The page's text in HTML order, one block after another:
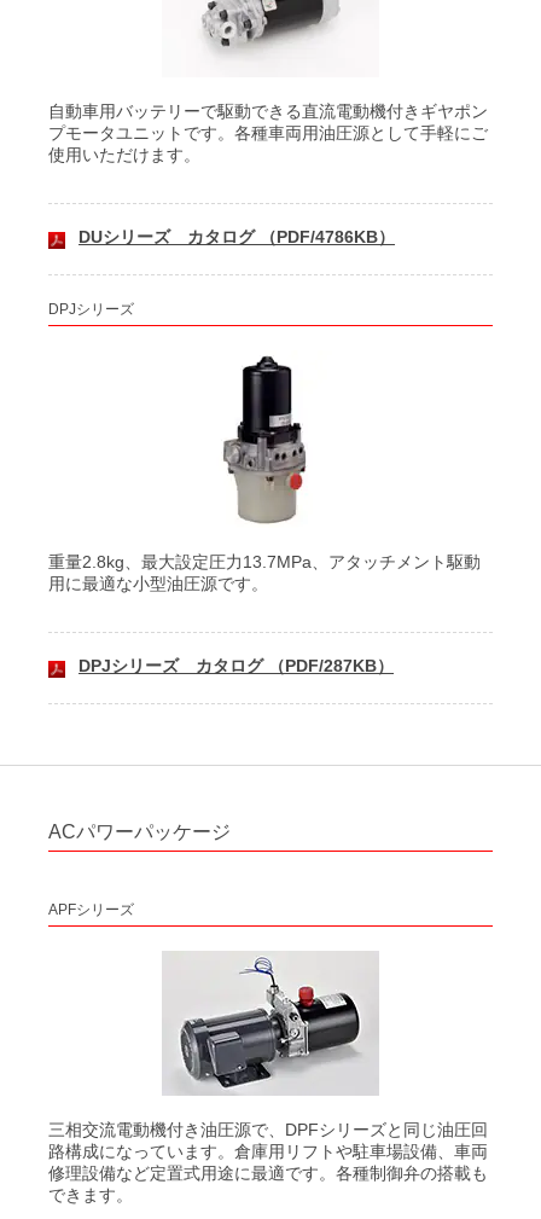
自動車用バッテリーで駆動できる直流電動機付きギヤポン
プモータユニットです。各種車両用油圧源として手軽にご
使用いただけます。
DUシリーズ カタログ （PDF/4786KB）
DPJシリーズ
重量2.8kg、最大設定圧力13.7MPa、アタッチメント駆動
用に最適な小型油圧源です。
DPJシリーズ カタログ （PDF/287KB）
ACパワーパッケージ
APFシリーズ
三相交流電動機付き油圧源で、DPFシリーズと同じ油圧回
路構成になっています。倉庫用リフトや駐車場設備、車両
修理設備など定置式用途に最適です。各種制御弁の搭載も
できます。